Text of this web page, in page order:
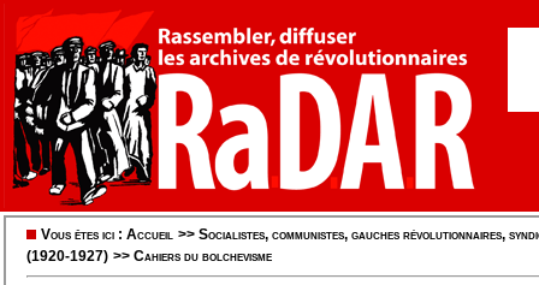
Vous êtes ici : Accueil >> Socialistes, communistes, gauches révolutionnaires,
(1920-1927) >> Cahiers du bolchevisme